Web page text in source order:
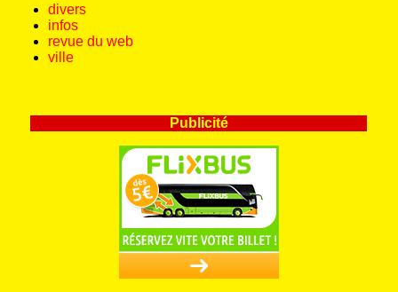
divers
infos
revue du web
ville